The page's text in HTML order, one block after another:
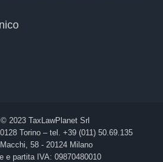
2023 TaxLawPlanet Srl
Torino – tel. +39 (011) 50.69.135
58 - 20124 Milano
e partita IVA: 09870480010